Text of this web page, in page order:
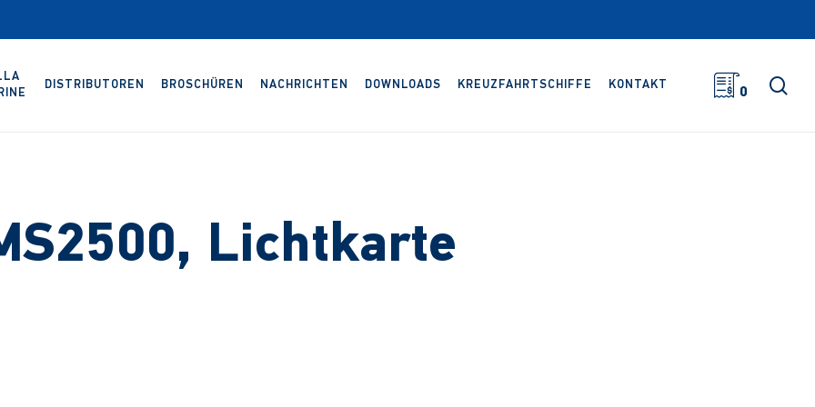
DISTRIBUTOREN BROSCHÜREN NACHRICHTEN DOWNLOADS KREUZFAHRTSCHIFFE KONTAKT
0
Lichtkarte